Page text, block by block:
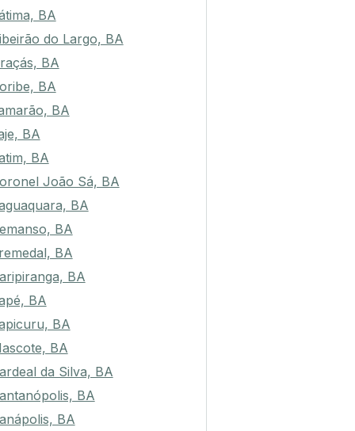
BA
do Largo, BA
BA
BA
BA
BA
BA
João Sá, BA
BA
BA
BA
BA
BA
BA
BA
da Silva, BA
BA
BA